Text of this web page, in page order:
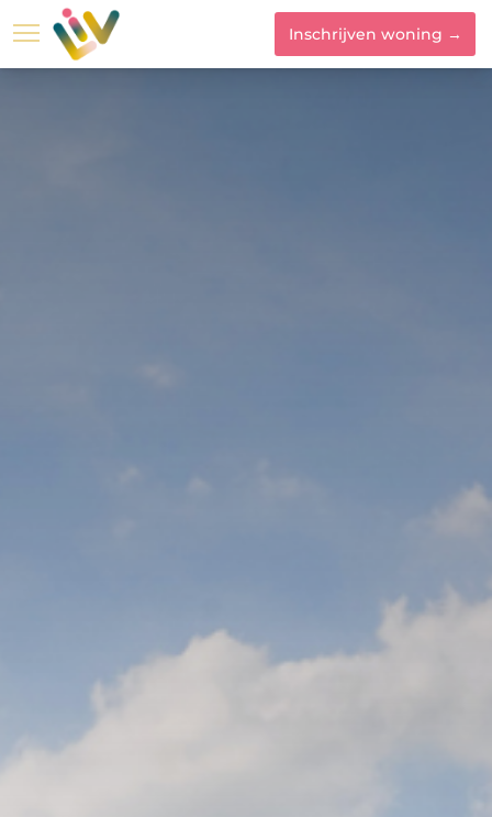
Inschrijven woning →